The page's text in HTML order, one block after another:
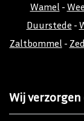
Wamel -
Duurstede -
Zaltbommel -
Wij